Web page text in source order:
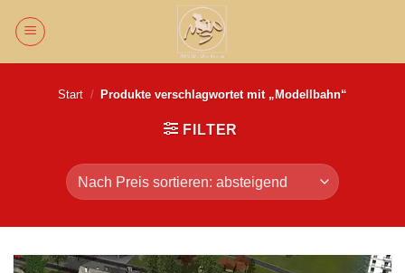
Inhalt
Start / Produkte verschlagwortet mit „Modellbahn“
FILTER